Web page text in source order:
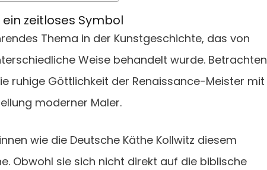
zeitloses Symbol
Thema in der Kunstgeschichte, das von
Weise behandelt wurde. Betrachten
ruhige Göttlichkeit der Renaissance-Meister mit
moderner Maler.
wie die Deutsche Käthe Kollwitz diesem
Obwohl sie sich nicht direkt auf die biblische